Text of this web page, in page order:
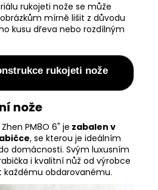
rukojeti nože se může
mírně lišit z důvodu
kusu dřeva nebo rozdílným
rukojeti nože
nože
PM8O 6" je zabalen v
, se kterou je ideálním
domácnosti. Svým luxusním
i kvalitní nůž od výrobce
každému obdarovanému.